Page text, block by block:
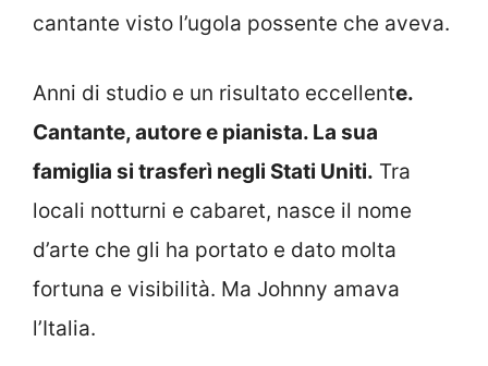
cantante visto l’ugola possente che aveva.
Anni di studio e un risultato eccellente.
Cantante, autore e pianista. La sua
famiglia si trasferì negli Stati Uniti. Tra
locali notturni e cabaret, nasce il nome
d’arte che gli ha portato e dato molta
fortuna e visibilità. Ma Johnny amava
l’Italia.